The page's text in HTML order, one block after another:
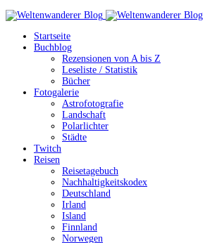
Startseite
Buchblog
Rezensionen von A bis Z
Leseliste / Statistik
Bücher
Fotogalerie
Astrofotografie
Landschaft
Polarlichter
Städte
Twitch
Reisen
Reisetagebuch
Nachhaltigkeitskodex
Deutschland
Irland
Island
Finnland
Norwegen